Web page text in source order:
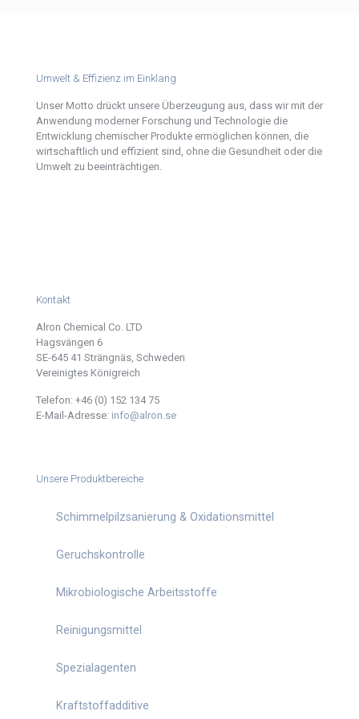
Umwelt & Effizienz im Einklang
Unser Motto drückt unsere Überzeugung aus, dass wir mit der
Anwendung moderner Forschung und Technologie die
Entwicklung chemischer Produkte ermöglichen können, die
wirtschaftlich und effizient sind, ohne die Gesundheit oder die
Umwelt zu beeinträchtigen.
Kontakt
Alron Chemical Co. LTD
Hagsvängen 6
SE-645 41 Strängnäs, Schweden
Vereinigtes Königreich
Telefon: +46 (0) 152 134 75
E-Mail-Adresse: info@alron.se
Unsere Produktbereiche
Schimmelpilzsanierung & Oxidationsmittel
Geruchskontrolle
Mikrobiologische Arbeitsstoffe
Reinigungsmittel
Spezialagenten
Kraftstoffadditive